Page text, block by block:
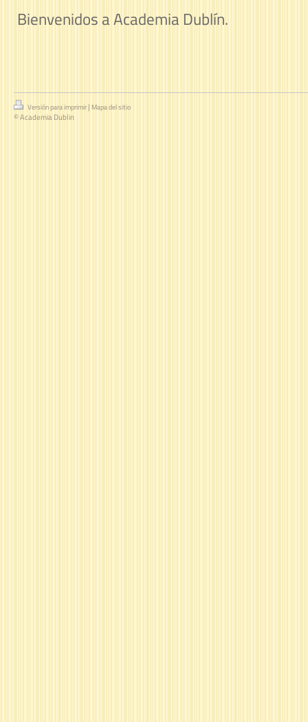
Bienvenidos a Academia Dublín.
Versión para imprimir | Mapa del sitio
© Academia Dublin